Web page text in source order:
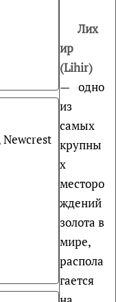
Лих
ир
(Lihir)
— одно
из
самых
крупны
х
месторо
ждений
золота в
мире,
распола
гается